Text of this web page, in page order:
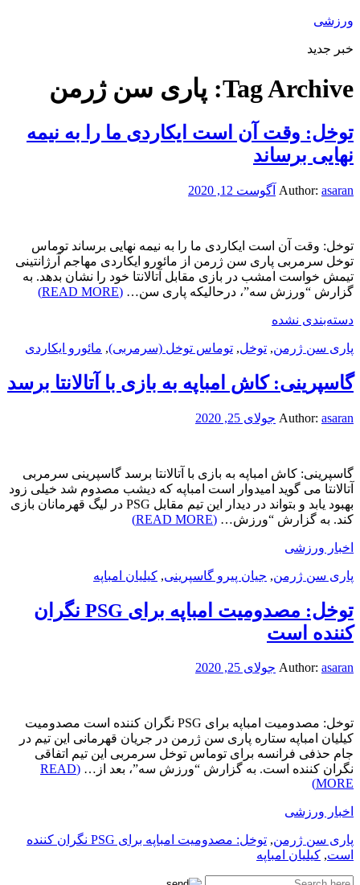
ورزشی
خبر جدید
Tag Archive: پاری سن ژرمن
توخل: وقت آن است ایکاردی ما را به نیمه
نهایی برساند
Author: asaran آگوست 12, 2020
توخل: وقت آن است ایکاردی ما را به نیمه نهایی برساند توماس
توخل سرمربی پاری سن ژرمن از مائورو ایکاردی مهاجم آرژانتینی
تیمش خواست امشب در بازی مقابل آتالانتا خود را نشان بدهد. به
گزارش “ورزش سه”، درحالیکه پاری سن… (READ MORE)
دسته‌بندی نشده
پاری سن ژرمن, توخل, توماس توخل (سرمربی), مائورو ایکاردی
گاسپرینی: کاش امباپه به بازی با آتالانتا برسد
Author: asaran جولای 25, 2020
گاسپرینی: کاش امباپه به بازی با آتالانتا برسد گاسپرینی سرمربی
آتالانتا می گوید امیدوار است امباپه که دیشب مصدوم شد خیلی زود
بهبود یابد و بتواند در دیدار این تیم مقابل PSG در لیگ قهرمانان بازی
کند. به گزارش “ورزش… (READ MORE)
اخبار ورزشی
پاری سن ژرمن, جیان پیرو گاسپرینی, کیلیان امباپه
توخل: مصدومیت امباپه برای PSG نگران
کننده است
Author: asaran جولای 25, 2020
توخل: مصدومیت امباپه برای PSG نگران کننده است مصدومیت
کیلیان امباپه ستاره پاری سن ژرمن در جریان قهرمانی این تیم در
جام حذفی فرانسه برای توماس توخل سرمربی این تیم اتفاقی
نگران کننده است. به گزارش “ورزش سه”، بعد از…
(READ
MORE)
اخبار ورزشی
پاری سن ژرمن,
توخل: مصدومیت امباپه برای PSG نگران کننده
است, کیلیان امباپه